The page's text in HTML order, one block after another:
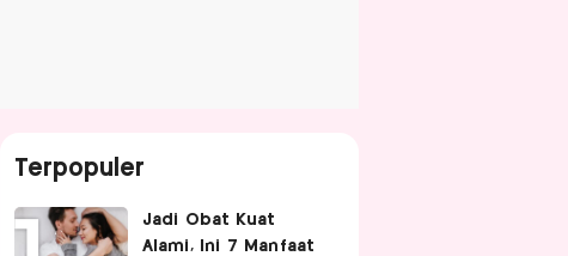
Terpopuler
Jadi Obat Kuat
Alami, Ini 7 Manfaat